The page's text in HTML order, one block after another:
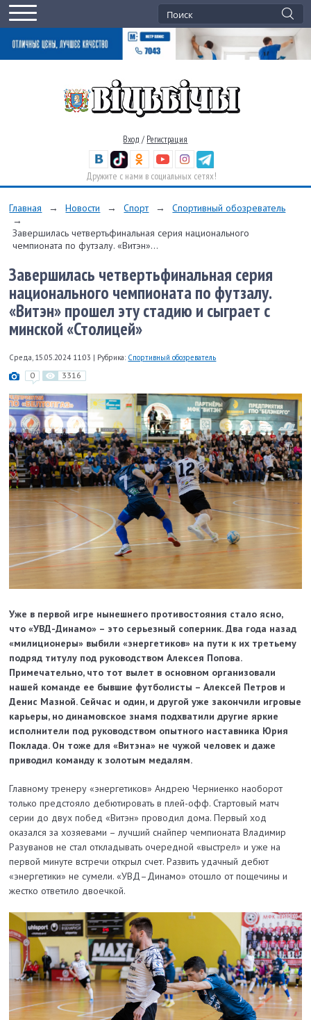
Вход / Регистрация
Дружите с нами в социальных сетях!
Главная → Новости → Спорт →
Спортивный обозреватель
→
Завершилась четвертьфинальная серия национального
чемпионата по футзалу. «Витэн»...
Завершилась четвертьфинальная серия
национального чемпионата по футзалу.
«Витэн» прошел эту стадию и сыграет с
минской «Столицей»
Среда, 15.05.2024 11:03 | Рубрика: Спортивный обозреватель
0 3316
Уже в первой игре нынешнего противостояния стало ясно,
что «УВД-Динамо» – это серьезный соперник. Два года назад
«милиционеры» выбили «энергетиков» на пути к их третьему
подряд титулу под руководством Алексея Попова.
Примечательно, что тот вылет в основном организовали
нашей команде ее бывшие футболисты – Алексей Петров и
Денис Мазной. Сейчас и один, и другой уже закончили игровые
карьеры, но динамовское знамя подхватили другие яркие
исполнители под руководством опытного наставника Юрия
Поклада. Он тоже для «Витэна» не чужой человек и даже
приводил команду к золотым медалям.
Главному тренеру «энергетиков» Андрею Черниенко наоборот
только предстояло дебютировать в плей-офф. Стартовый матч
серии до двух побед «Витэн» проводил дома. Первый ход
оказался за хозяевами – лучший снайпер чемпионата Владимир
Разуванов не стал откладывать очередной «выстрел» и уже на
первой минуте встречи открыл счет. Развить удачный дебют
«энергетики» не сумели. «УВД–Динамо» отошло от пощечины и
жестко ответило двоечкой.